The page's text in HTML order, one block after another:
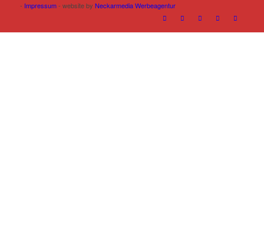
- Impressum- website by Neckarmedia Werbeagentur